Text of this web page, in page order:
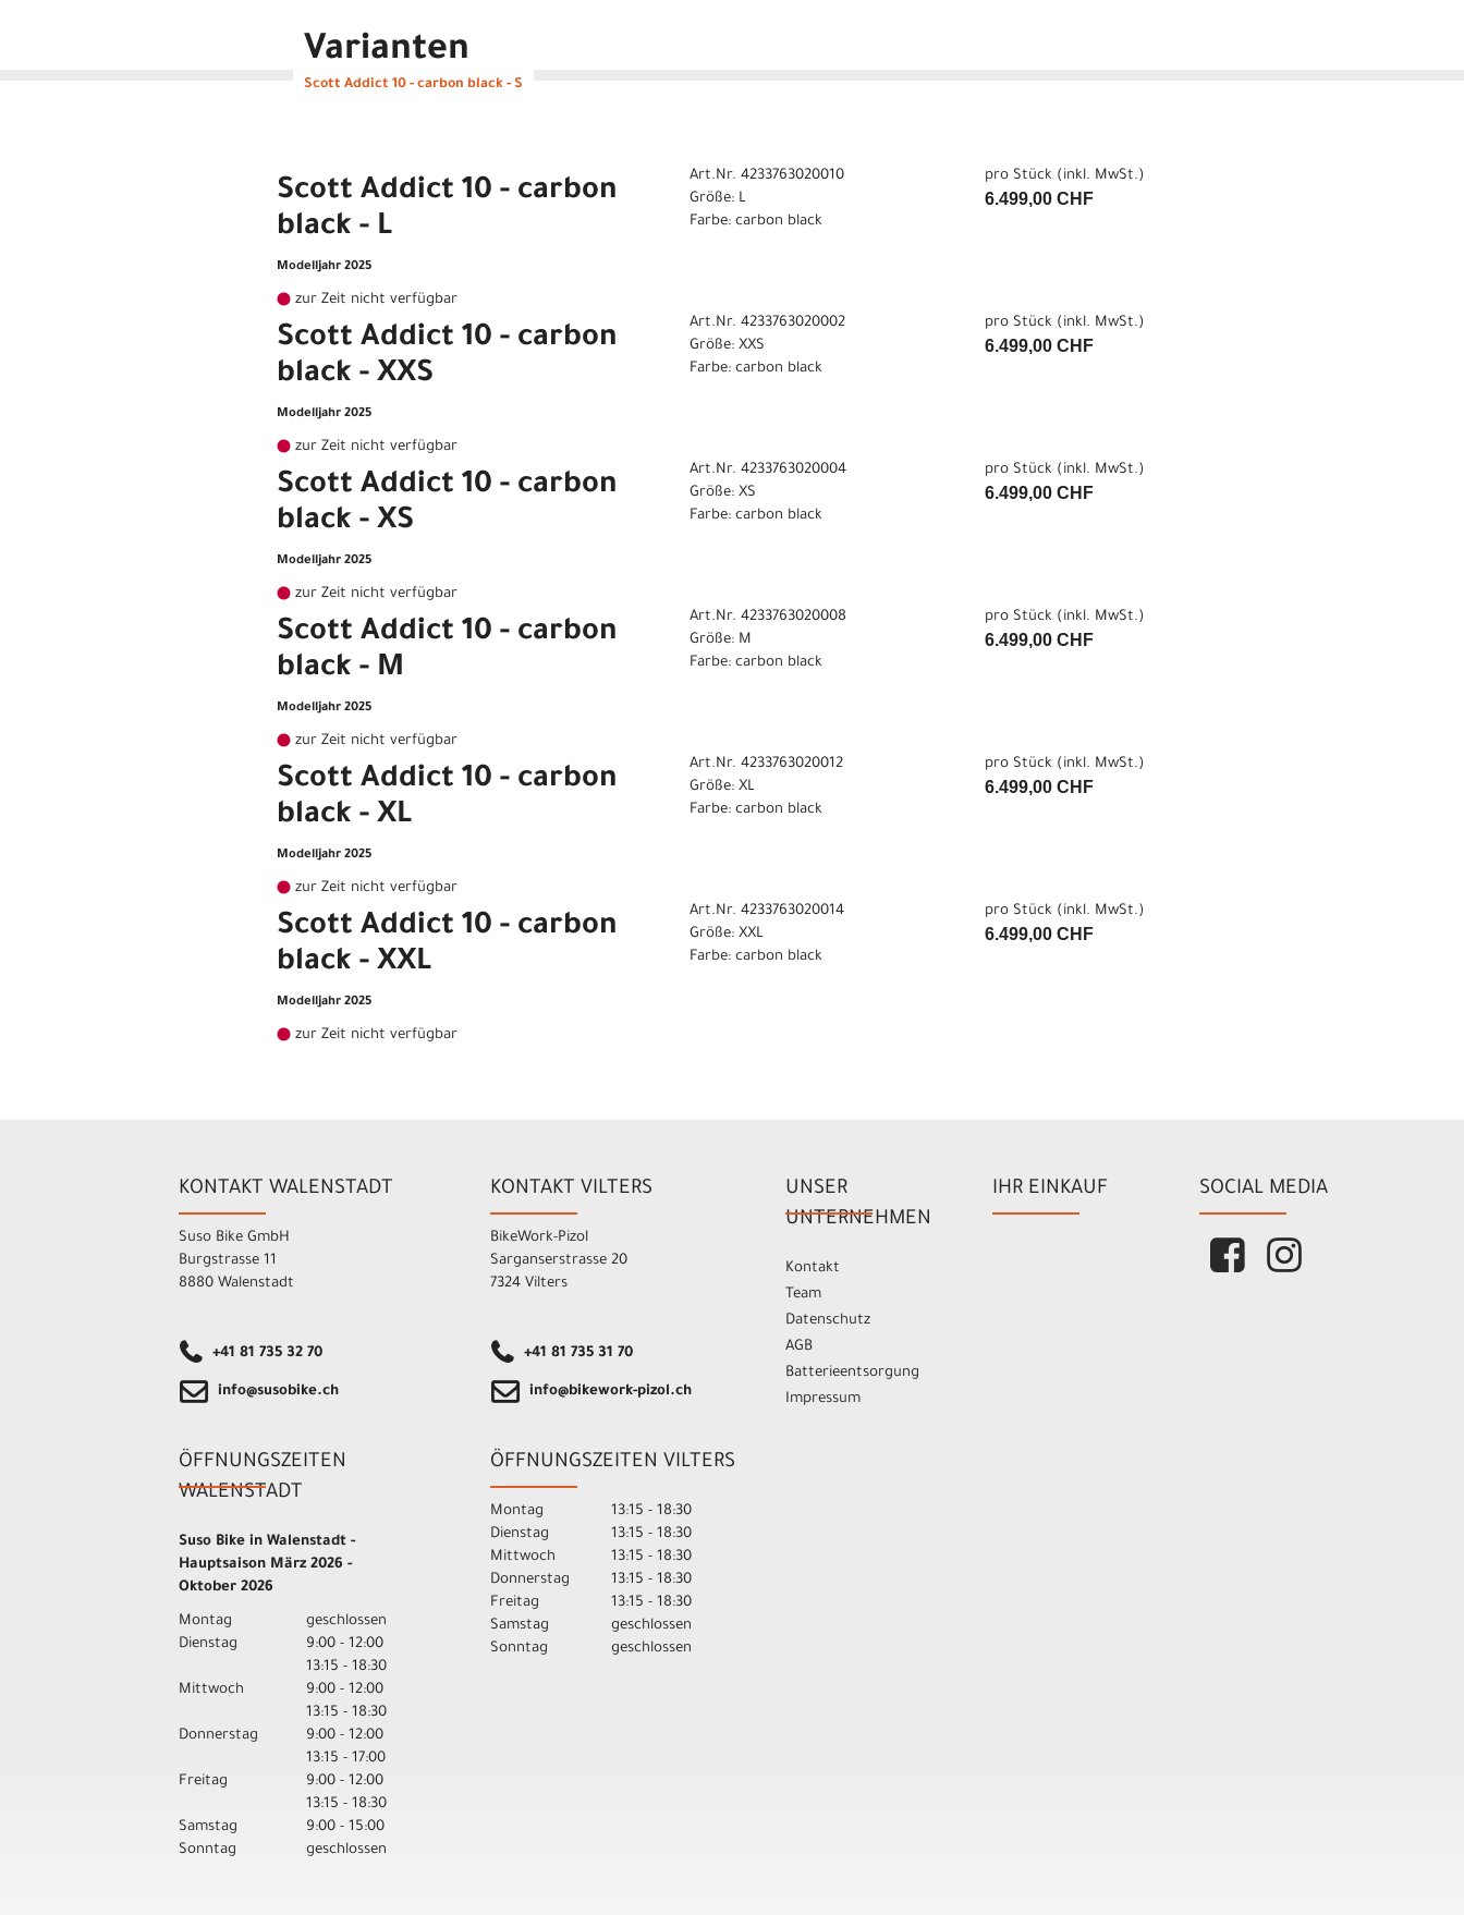
Varianten
Scott Addict 10 - carbon black - S
Scott Addict 10 - carbon
black - L
Modelljahr 2025
zur Zeit nicht verfügbar
Art.Nr. 4233763020010
Größe: L
Farbe: carbon black
pro Stück (inkl. MwSt.)
6.499,00 CHF
Scott Addict 10 - carbon
black - XXS
Modelljahr 2025
zur Zeit nicht verfügbar
Art.Nr. 4233763020002
Größe: XXS
Farbe: carbon black
pro Stück (inkl. MwSt.)
6.499,00 CHF
Scott Addict 10 - carbon
black - XS
Modelljahr 2025
zur Zeit nicht verfügbar
Art.Nr. 4233763020004
Größe: XS
Farbe: carbon black
pro Stück (inkl. MwSt.)
6.499,00 CHF
Scott Addict 10 - carbon
black - M
Modelljahr 2025
zur Zeit nicht verfügbar
Art.Nr. 4233763020008
Größe: M
Farbe: carbon black
pro Stück (inkl. MwSt.)
6.499,00 CHF
Scott Addict 10 - carbon
black - XL
Modelljahr 2025
zur Zeit nicht verfügbar
Art.Nr. 4233763020012
Größe: XL
Farbe: carbon black
pro Stück (inkl. MwSt.)
6.499,00 CHF
Scott Addict 10 - carbon
black - XXL
Modelljahr 2025
zur Zeit nicht verfügbar
Art.Nr. 4233763020014
Größe: XXL
Farbe: carbon black
pro Stück (inkl. MwSt.)
6.499,00 CHF
KONTAKT WALENSTADT
Suso Bike GmbH
Burgstrasse 11
8880 Walenstadt
+41 81 735 32 70
info@susobike.ch
ÖFFNUNGSZEITEN
WALENSTADT
Suso Bike in Walenstadt -
Hauptsaison März 2026 -
Oktober 2026
Montag
geschlossen
Dienstag
9:00 - 12:00
13:15 - 18:30
Mittwoch
9:00 - 12:00
13:15 - 18:30
Donnerstag
9:00 - 12:00
13:15 - 17:00
Freitag
9:00 - 12:00
13:15 - 18:30
Samstag
9:00 - 15:00
Sonntag
geschlossen
KONTAKT VILTERS
BikeWork-Pizol
Sarganserstrasse 20
7324 Vilters
+41 81 735 31 70
info@bikework-pizol.ch
ÖFFNUNGSZEITEN VILTERS
Montag
13:15 - 18:30
Dienstag
13:15 - 18:30
Mittwoch
13:15 - 18:30
Donnerstag
13:15 - 18:30
Freitag
13:15 - 18:30
Samstag
geschlossen
Sonntag
geschlossen
UNSER
UNTERNEHMEN
Kontakt
Team
Datenschutz
AGB
Batterieentsorgung
Impressum
IHR EINKAUF SOCIAL MEDIA